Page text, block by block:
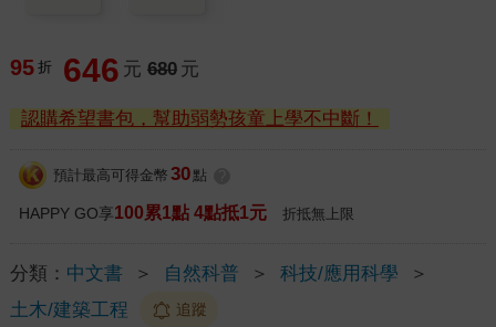
95 折 646 元 680 元
認購希望書包，幫助弱勢孩童上學不中斷！
預計最高可得金幣 30 點
HAPPY GO享100累1點 4點抵1元 折抵無上限
分類： 中文書 ＞ 自然科普 ＞ 科技/應用科學
＞
土木/建築工程
追蹤